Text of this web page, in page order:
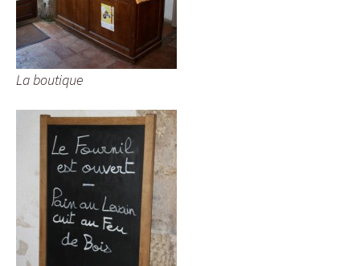
La boutique